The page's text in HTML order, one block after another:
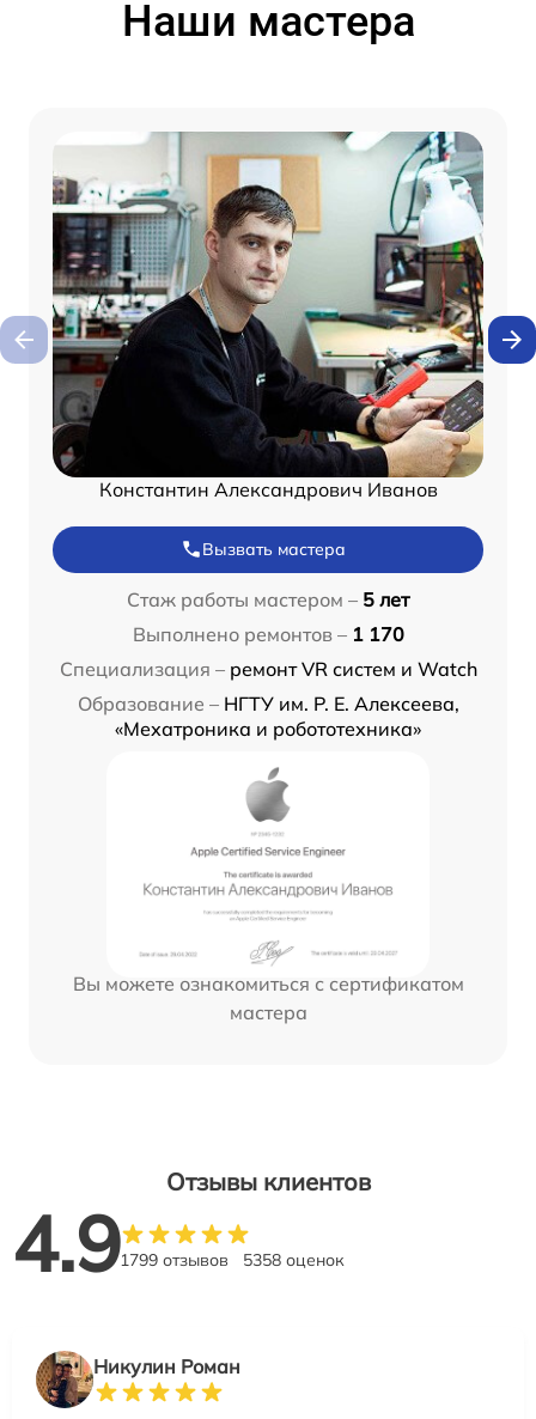
Наши мастера
Константин Александрович Иванов
Вызвать мастера
Стаж работы мастером – 5 лет
Выполнено ремонтов – 1 170
Специализация – ремонт VR систем и Watch
Образование – НГТУ им. Р. Е. Алексеева,
«Мехатроника и робототехника»
Вы можете ознакомиться с сертификатом
мастера
Отзывы клиентов
4.91799 отзывов 5358 оценок
Никулин Роман